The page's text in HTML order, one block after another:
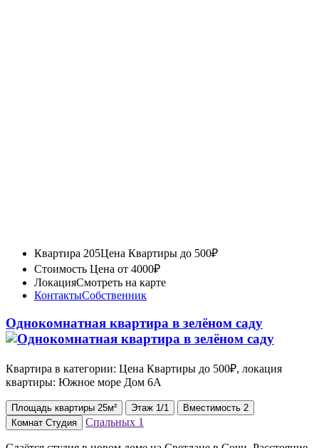
Квартира 205Цена Квартиры до 500₽
Стоимость Цена от 4000₽
ЛокацияСмотреть на карте
КонтактыСобственник
Однокомнатная квартира в зелёном саду
Квартира в категории: Цена Квартиры до 500₽, локация
квартиры: Южное море Дом 6А
Площадь квартиры 25м² Этаж 1/1 Вместимость 2
Комнат Студия Спальных 1